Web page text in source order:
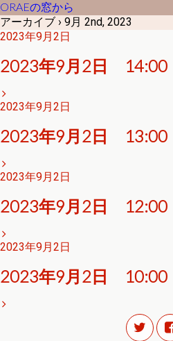
ORAEの窓から
アーカイブ › 9月 2nd, 2023
2023年9月2日
2023年9月2日 14:00
2023年9月2日
2023年9月2日 13:00
2023年9月2日
2023年9月2日 12:00
2023年9月2日
2023年9月2日 10:00